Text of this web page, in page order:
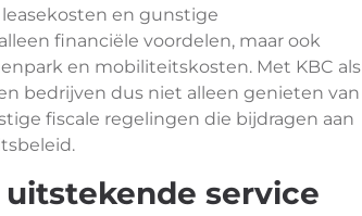
en gunstige
financiële voordelen, maar ook
en mobiliteitskosten. Met KBC als
bedrijven dus niet alleen genieten van
fiscale regelingen die bijdragen aan
service